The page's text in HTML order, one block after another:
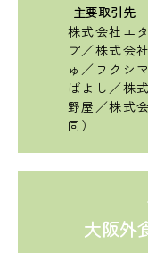
主要取引先
株式会社エ
プ／株式会
ゅ／フクシ
ばよし／株
野屋／株式
同）
大阪外